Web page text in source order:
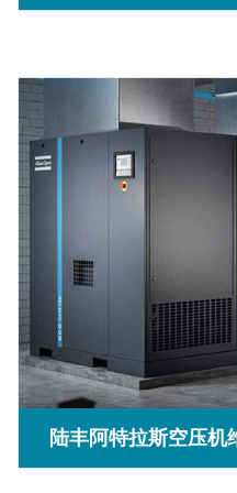
陆丰阿特拉斯空压机